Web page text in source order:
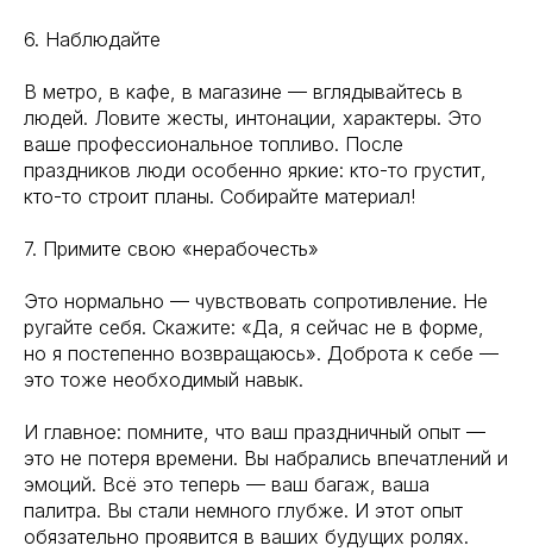
6. Наблюдайте
В метро, в кафе, в магазине — вглядывайтесь в
людей. Ловите жесты, интонации, характеры. Это
ваше профессиональное топливо. После
праздников люди особенно яркие: кто-то грустит,
кто-то строит планы. Собирайте материал!
7. Примите свою «нерабочесть»
Это нормально — чувствовать сопротивление. Не
ругайте себя. Скажите: «Да, я сейчас не в форме,
но я постепенно возвращаюсь». Доброта к себе —
это тоже необходимый навык.
И главное: помните, что ваш праздничный опыт —
это не потеря времени. Вы набрались впечатлений и
эмоций. Всё это теперь — ваш багаж, ваша
палитра. Вы стали немного глубже. И этот опыт
обязательно проявится в ваших будущих ролях.